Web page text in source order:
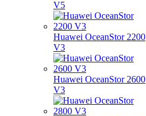
V5
Huawei OceanStor 2200
V3
Huawei OceanStor 2600
V3